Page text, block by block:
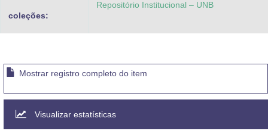
coleções:
Repositório Institucional – UNB
Mostrar registro completo do item
Visualizar estatísticas